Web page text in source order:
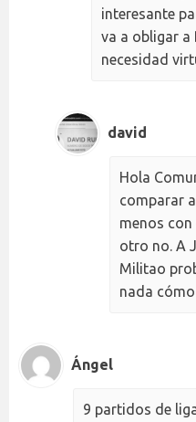
interesante
va a obligar a
necesidad
david
Hola
comparar
menos con
otro no. A
Militao
nada
Ángel
9 partidos de